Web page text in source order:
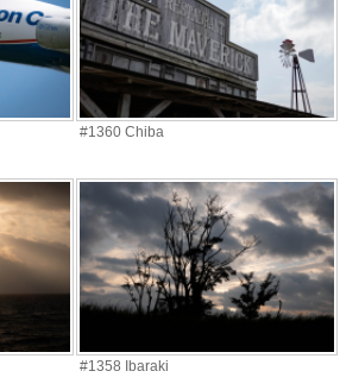
#1360 Chiba
#1358 Ibaraki